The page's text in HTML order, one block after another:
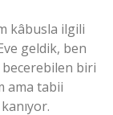
kâbusla ilgili
geldik, ben
biri
ama tabii